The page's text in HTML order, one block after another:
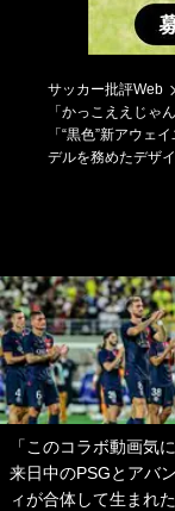
サッカー批評Web
「かっこええじゃ
「“黒色”新アウェ
デルを務めたデザ
「このコラボ動画気
来日中のPSGとアバ
ィが合体して生まれ